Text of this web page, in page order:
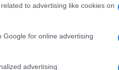
to advertising like cookies on
Google for online advertising
advertising.